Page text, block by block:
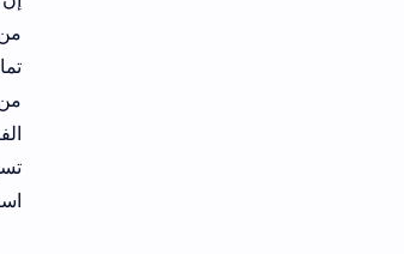
من جانب اللاعب
تماماً مع غالبية
الفوري وتفتح
تسهل عليك
استخدام هادئة